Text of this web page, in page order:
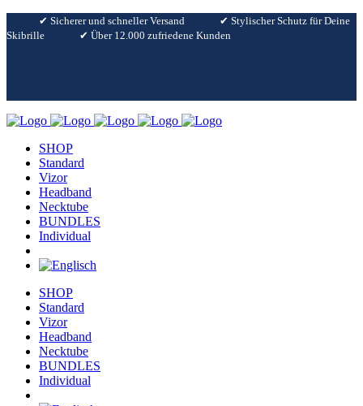
✔︎ Sicherer und schneller Versand
✔︎ Stylischer Schutz für Deine
Skibrille
✔︎ Über 12.000 zufriedene Kunden
SHOP
Standard
Vizor
Headband
Necktube
BUNDLES
Individual
SHOP
Standard
Vizor
Headband
Necktube
BUNDLES
Individual